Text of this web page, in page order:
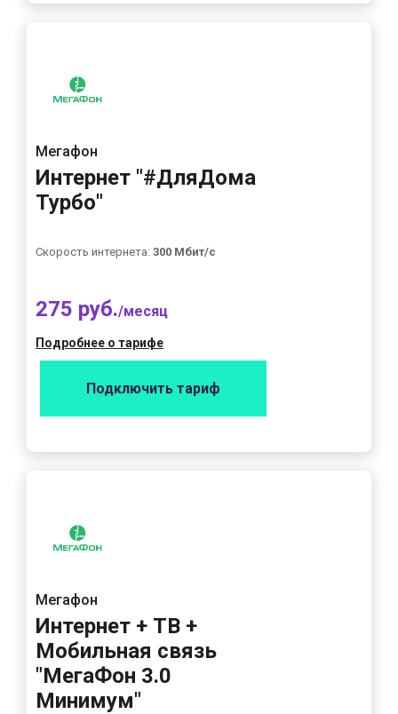
Мегафон
Интернет "#ДляДома
Турбо"
Скорость интернета: 300 Мбит/с
275 руб./месяц
Подробнее о тарифе
Подключить тариф
Мегафон
Интернет + ТВ +
Мобильная связь
"МегаФон 3.0
Минимум"